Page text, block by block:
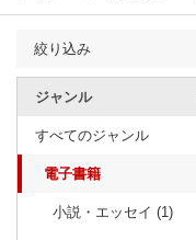
絞り込み
ジャンル
すべてのジャンル
電子書籍
小説・エッセイ (1)